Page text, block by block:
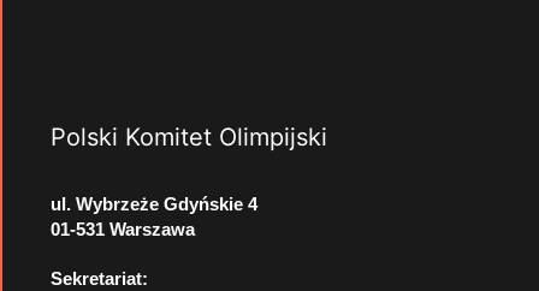
Polski Komitet Olimpijski
ul. Wybrzeże Gdyńskie 4
01-531 Warszawa
Sekretariat: